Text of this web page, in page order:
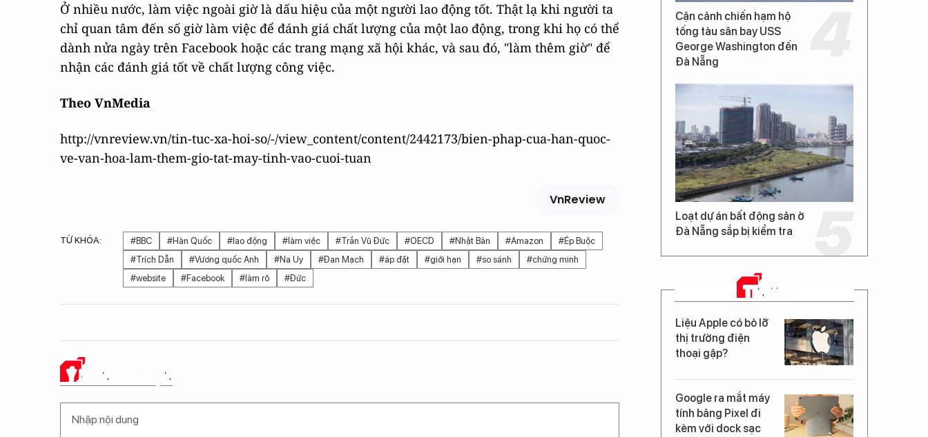
Ở nhiều nước, làm việc ngoài giờ là dấu hiệu của một người lao động tốt. Thật lạ khi người ta
chỉ quan tâm đến số giờ làm việc để đánh giá chất lượng của một lao động, trong khi họ có thể
dành nửa ngày trên Facebook hoặc các trang mạng xã hội khác, và sau đó, "làm thêm giờ" để
nhận các đánh giá tốt về chất lượng công việc.
Theo VnMedia
http://vnreview.vn/tin-tuc-xa-hoi-so/-/view_content/content/2442173/bien-phap-cua-han-quoc-
ve-van-hoa-lam-them-gio-tat-may-tinh-vao-cuoi-tuan
VnReview
TỪ KHÓA: #BBC #Hàn Quốc #lao động #làm việc #Trần Vũ Đức #OECD #Nhật Bản #Amazon
#Ép Buộc
#Trích Dẫn
#Vương quốc Anh #Na Uy #Đan Mạch #áp đặt #giới hạn #so sánh
#chứng minh
#website
#Facebook #làm rõ #Đức
Ý KIẾN CỦA BẠN
Cận cảnh chiến hạm hộ
tống tàu sân bay USS
George Washington đến
Đà Nẵng
Loạt dự án bất động sản ở
Đà Nẵng sắp bị kiểm tra
TIN MỚI
Liệu Apple có bỏ lỡ
thị trường điện
thoại gập?
Google ra mắt máy
tính bảng Pixel đi
kèm với dock sạc